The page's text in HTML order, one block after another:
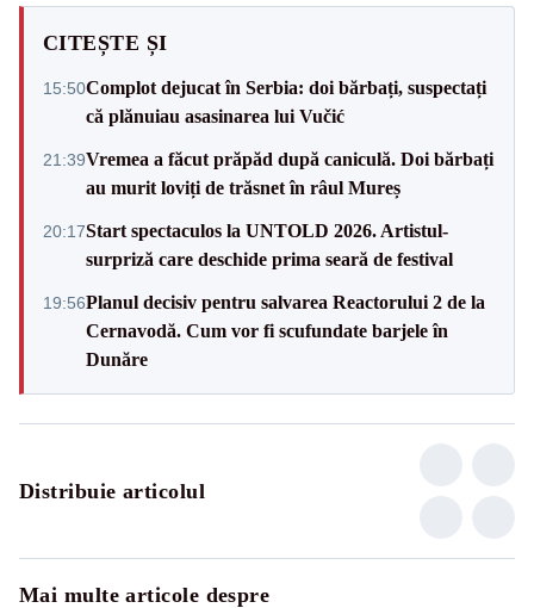
CITEȘTE ȘI
15:50Complot dejucat în Serbia: doi bărbați, suspectați
că plănuiau asasinarea lui Vučić
21:39Vremea a făcut prăpăd după caniculă. Doi bărbați
au murit loviți de trăsnet în râul Mureș
20:17Start spectaculos la UNTOLD 2026. Artistul-
surpriză care deschide prima seară de festival
19:56Planul decisiv pentru salvarea Reactorului 2 de la
Cernavodă. Cum vor fi scufundate barjele în
Dunăre
Distribuie articolul
Mai multe articole despre